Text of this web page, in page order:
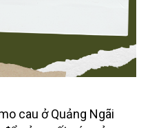
cau ở Quảng Ngãi